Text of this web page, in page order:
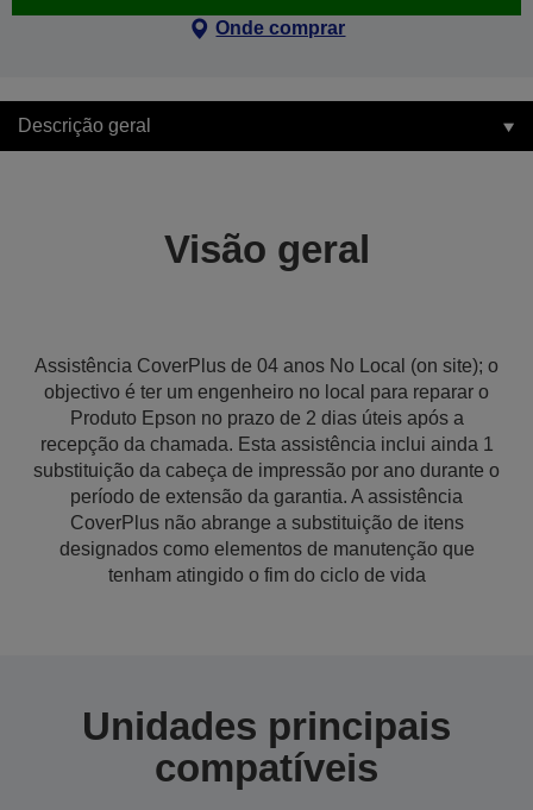
Onde comprar
Descrição geral
Visão geral
Assistência CoverPlus de 04 anos No Local (on site); o
objectivo é ter um engenheiro no local para reparar o
Produto Epson no prazo de 2 dias úteis após a
recepção da chamada. Esta assistência inclui ainda 1
substituição da cabeça de impressão por ano durante o
período de extensão da garantia. A assistência
CoverPlus não abrange a substituição de itens
designados como elementos de manutenção que
tenham atingido o fim do ciclo de vida
Unidades principais
compatíveis